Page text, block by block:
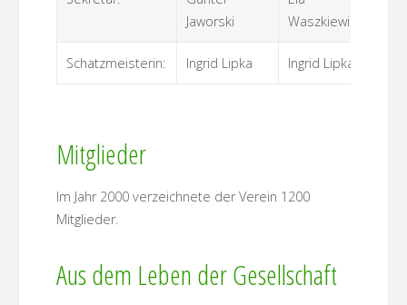
Jaworski
Waszkiewicz
Schatzmeisterin: Ingrid Lipka Ingrid Lipka
Mitglieder
Im Jahr 2000 verzeichnete der Verein 1200
Mitglieder.
Aus dem Leben der Gesellschaft